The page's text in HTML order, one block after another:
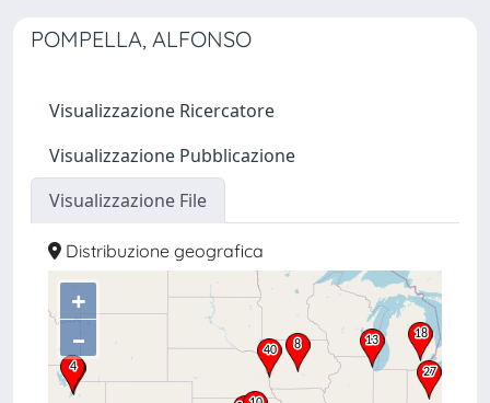
POMPELLA, ALFONSO
Visualizzazione Ricercatore
Visualizzazione Pubblicazione
Visualizzazione File
Distribuzione geografica
+
–